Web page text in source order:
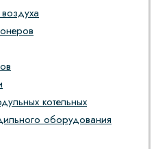
котельных
оборудования